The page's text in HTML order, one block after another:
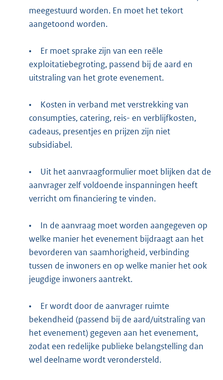
meegestuurd worden. En moet het tekort
aangetoond worden.
•
Er moet sprake zijn van een reële
exploitatiebegroting, passend bij de aard en
uitstraling van het grote evenement.
•
Kosten in verband met verstrekking van
consumpties, catering, reis- en verblijfkosten,
cadeaus, presentjes en prijzen zijn niet
subsidiabel.
•
Uit het aanvraagformulier moet blijken dat de
aanvrager zelf voldoende inspanningen heeft
verricht om financiering te vinden.
•
In de aanvraag moet worden aangegeven op
welke manier het evenement bijdraagt aan het
bevorderen van saamhorigheid, verbinding
tussen de inwoners en op welke manier het ook
jeugdige inwoners aantrekt.
•
Er wordt door de aanvrager ruimte
bekendheid (passend bij de aard/uitstraling van
het evenement) gegeven aan het evenement,
zodat een redelijke publieke belangstelling dan
wel deelname wordt verondersteld.